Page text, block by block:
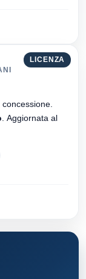
LICENZA